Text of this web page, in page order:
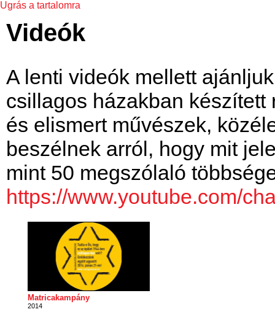
Ugrás a tartalomra
Videók
A lenti videók mellett
csillagos házakban
és elismert művészek,
beszélnek arról, hogy mit
mint 50 megszólaló
https://www.youtube.com/
Matricakampány
2014